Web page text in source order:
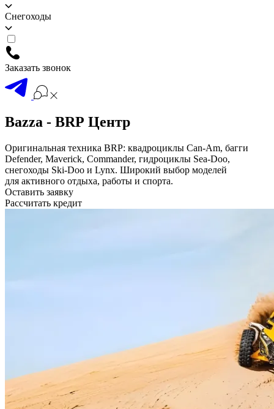
Снегоходы
Заказать звонок
Bazza - BRP Центр
Оригинальная техника BRP: квадроциклы Can-Am, багги
Defender, Maverick, Commander, гидроциклы Sea-Doo,
снегоходы Ski-Doo и Lynx. Широкий выбор моделей
для активного отдыха, работы и спорта.
Оставить заявку
Рассчитать кредит